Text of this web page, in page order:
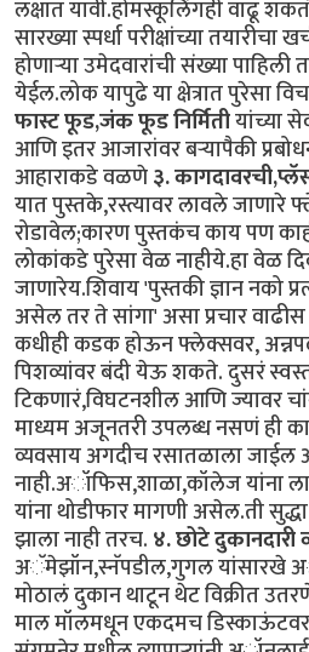
लक्षात यावी.होमस्कूलिंगही वाढू
सारख्या स्पर्धा परीक्षांच्या तयारीचा
होणार्‍या उमेदवारांची संख्या
येईल.लोक यापुढे या क्षेत्रात पुरेसा
फास्ट फूड,जंक फूड निर्मितीयांच्या
आणि इतर आजारांवर बर्‍यापैकी
आहाराकडे वळणे३.
यात पुस्तके,रस्त्यावर लावले जाणारे
रोडावेल;कारण पुस्तकंच काय पण
लोकांकडे पुरेसा वेळ नाहीये.हा वेळ
जाणारेय.शिवाय 'पुस्तकी ज्ञान नको
असेल तर ते सांगा' असा प्रचार
कधीही कडक होऊन फ्लेक्सवर,
पिशव्यांवर बंदी येऊ शकते. दुसरं
टिकणारं,विघटनशील आणि ज्यावर
माध्यम अजूनतरी उपलब्ध नसणं ही
व्यवसाय अगदीच रसातळाला जाईल
नाही.अॉफिस,शाळा,कॉलेज यांना
यांना थोडीफार मागणी असेल.ती
झाला नाही तरच.४. छोटे दुकानदारी
अॅमेझॉन,स्नॅपडील,गुगल यांसारखे
मोठालं दुकान थाटून थेट विक्रीत
माल मॉलमधून एकदमच